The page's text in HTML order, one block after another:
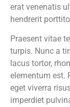
erat venenatis
hendrerit
Praesent vitae
turpis. Nunc a
lacus tortor,
elementum est.
eget viverra
imperdiet